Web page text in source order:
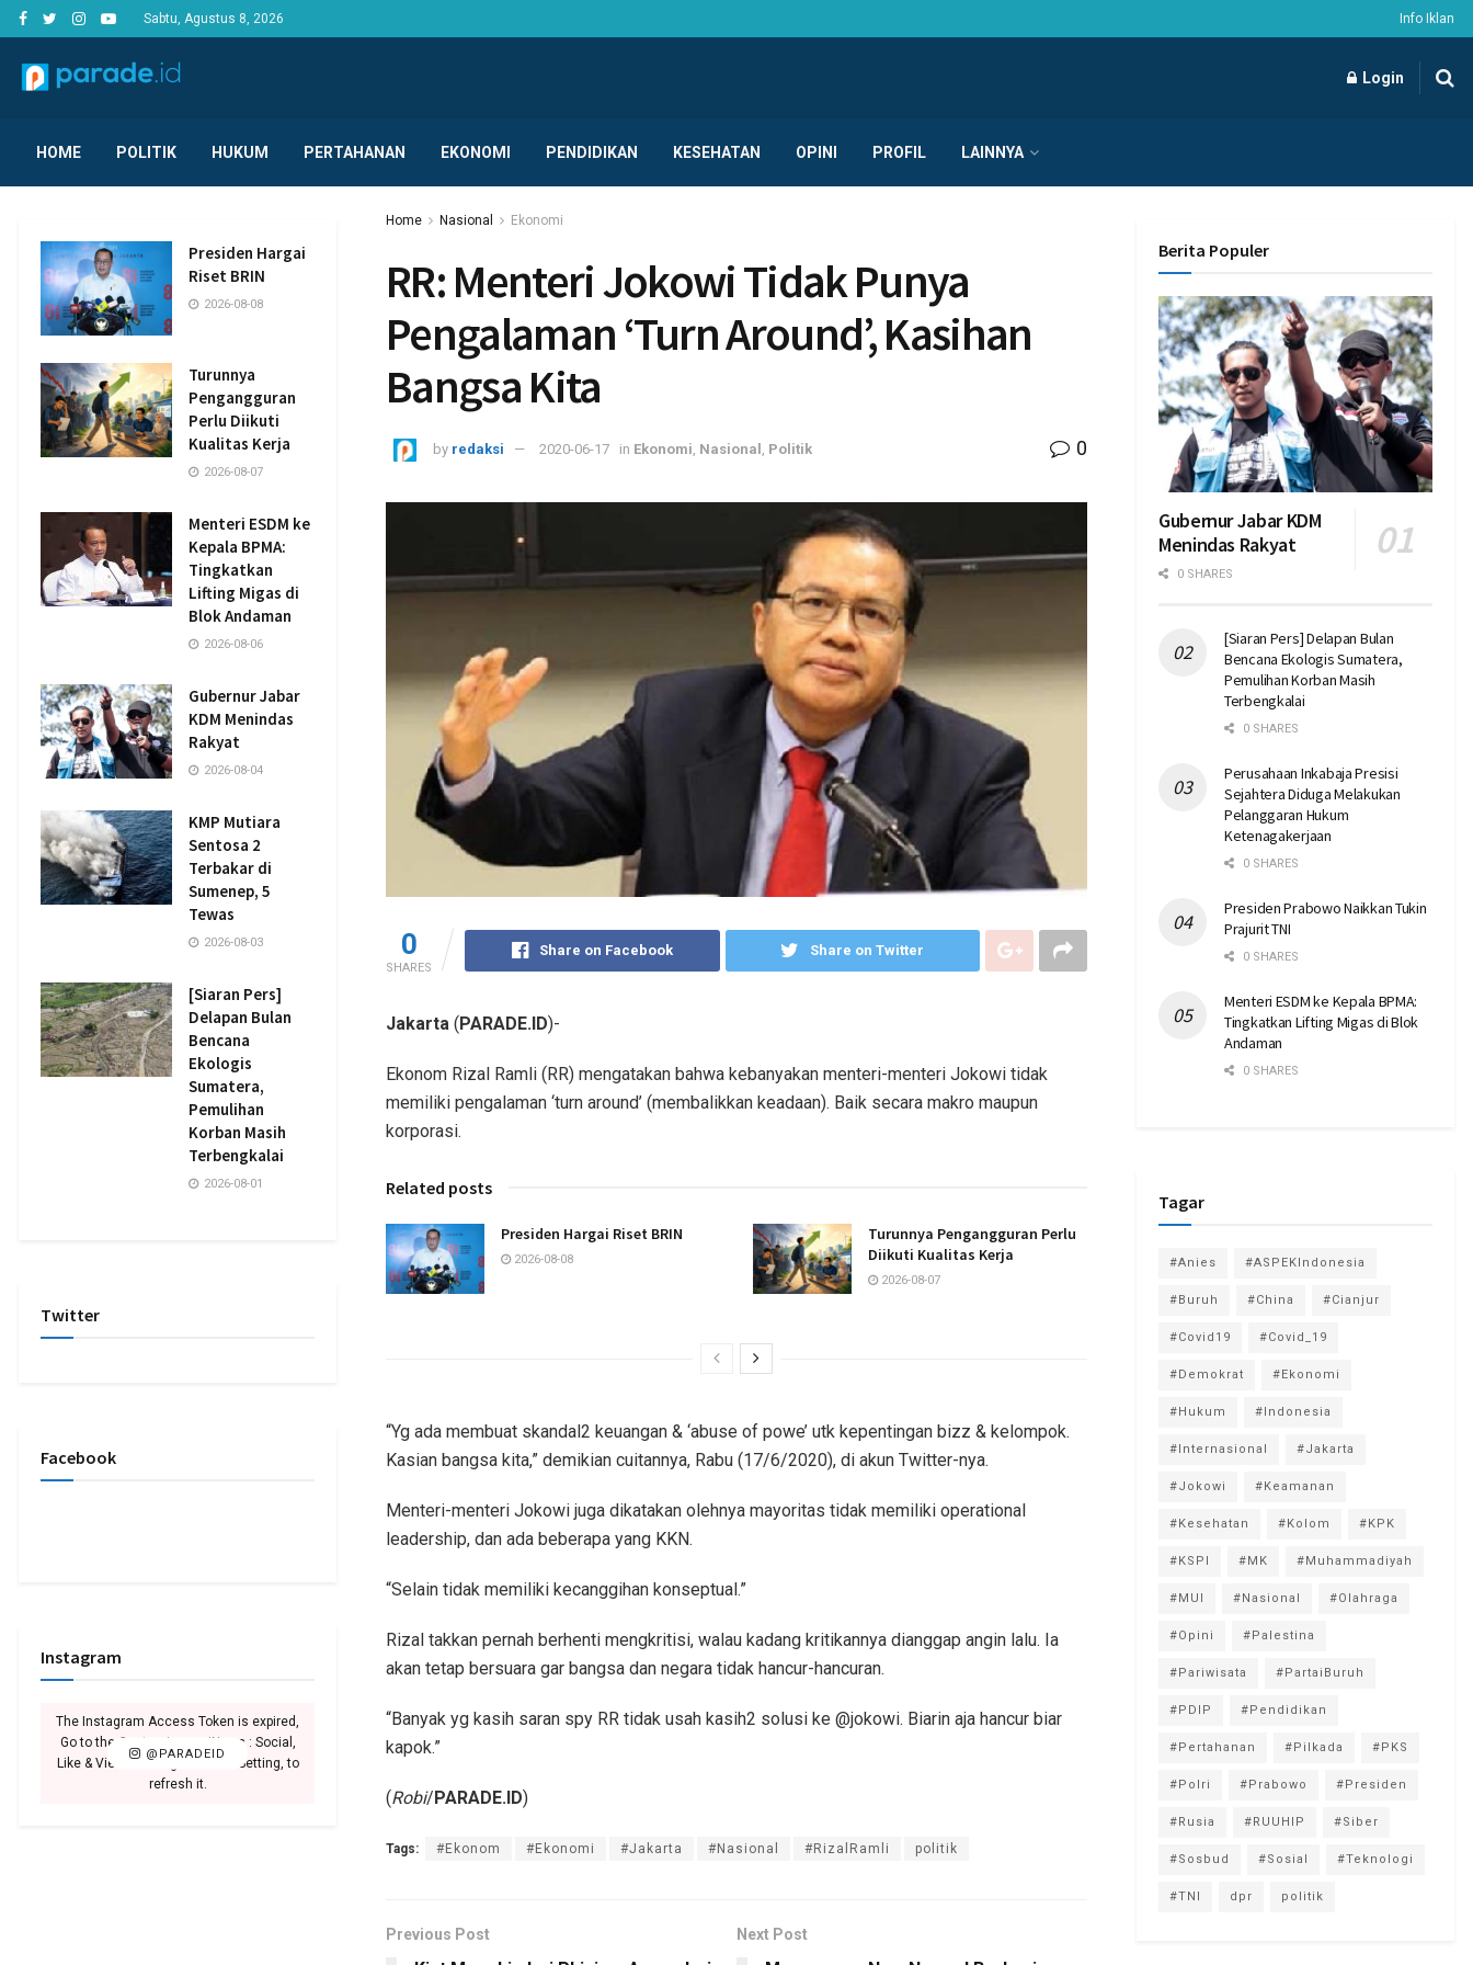
Sabtu, Agustus 8, 2026 Info Iklan
Login
HOME POLITIK HUKUM PERTAHANAN EKONOMI PENDIDIKAN KESEHATAN OPINI PROFIL LAINNYA
Home Nasional Ekonomi
RR: Menteri Jokowi Tidak Punya
Pengalaman ‘Turn Around’, Kasihan
Bangsa Kita
by redaksi 2020-06-17 in Ekonomi Nasional Politik 0
0
SHARES
Share on Facebook Share on Twitter
Jakarta (PARADE.ID)-
Ekonom Rizal Ramli (RR) mengatakan bahwa kebanyakan menteri-menteri Jokowi tidak
memiliki pengalaman ‘turn around’ (membalikkan keadaan). Baik secara makro maupun
korporasi.
Related posts
Presiden Hargai Riset BRIN
2026-08-08
Turunnya Pengangguran Perlu
Diikuti Kualitas Kerja
2026-08-07
“Yg ada membuat skandal2 keuangan & ‘abuse of powe’ utk kepentingan bizz & kelompok.
Kasian bangsa kita,” demikian cuitannya, Rabu (17/6/2020), di akun Twitter-nya.
Menteri-menteri Jokowi juga dikatakan olehnya mayoritas tidak memiliki operational
leadership, dan ada beberapa yang KKN.
“Selain tidak memiliki kecanggihan konseptual.”
Rizal takkan pernah berhenti mengkritisi, walau kadang kritikannya dianggap angin lalu. Ia
akan tetap bersuara gar bangsa dan negara tidak hancur-hancuran.
“Banyak yg kasih saran spy RR tidak usah kasih2 solusi ke @jokowi. Biarin aja hancur biar
kapok.”
(Robi/PARADE.ID)
Tags: #Ekonom #Ekonomi #Jakarta #Nasional #RizalRamli politik
Previous Post Next Post
Presiden Hargai
Riset BRIN
2026-08-08
Turunnya
Pengangguran
Perlu Diikuti
Kualitas Kerja
2026-08-07
Menteri ESDM ke
Kepala BPMA:
Tingkatkan
Lifting Migas di
Blok Andaman
2026-08-06
Gubernur Jabar
KDM Menindas
Rakyat
2026-08-04
KMP Mutiara
Sentosa 2
Terbakar di
Sumenep, 5
Tewas
2026-08-03
[Siaran Pers]
Delapan Bulan
Bencana
Ekologis
Sumatera,
Pemulihan
Korban Masih
Terbengkalai
2026-08-01
Twitter
Facebook
Instagram
@PARADEID
The Instagram Access Token is expired,
Go to the Customizer > JNews : Social,
Like & View > Instagram Feed Setting, to
refresh it.
Berita Populer
Gubernur Jabar KDM
Menindas Rakyat
0 SHARES
[Siaran Pers] Delapan Bulan
Bencana Ekologis Sumatera,
Pemulihan Korban Masih
Terbengkalai
0 SHARES
Perusahaan Inkabaja Presisi
Sejahtera Diduga Melakukan
Pelanggaran Hukum
Ketenagakerjaan
0 SHARES
Presiden Prabowo Naikkan Tukin
Prajurit TNI
0 SHARES
Menteri ESDM ke Kepala BPMA:
Tingkatkan Lifting Migas di Blok
Andaman
0 SHARES
Tagar
#Anies #ASPEKIndonesia
#Buruh #China #Cianjur
#Covid19 #Covid_19
#Demokrat #Ekonomi
#Hukum #Indonesia
#Internasional #Jakarta
#Jokowi #Keamanan
#Kesehatan #Kolom #KPK
#KSPI #MK #Muhammadiyah
#MUI #Nasional #Olahraga
#Opini #Palestina
#Pariwisata #PartaiBuruh
#PDIP #Pendidikan
#Pertahanan #Pilkada #PKS
#Polri #Prabowo #Presiden
#Rusia #RUUHIP #Siber
#Sosbud #Sosial #Teknologi
#TNI dpr politik